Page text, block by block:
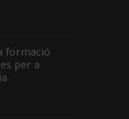
formació
per a